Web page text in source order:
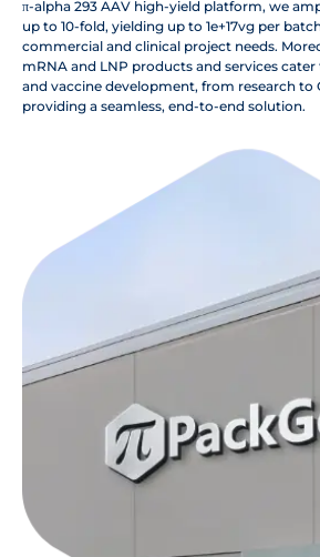
π-alpha 293 AAV high-yield platform, we
up to 10-fold, yielding up to 1e+17vg per
commercial and clinical project needs.
mRNA and LNP products and services
and vaccine development, from research to
providing a seamless, end-to-end solution.